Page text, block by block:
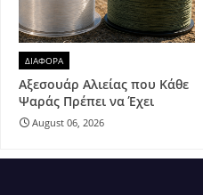
ΔΙΑΦΟΡΑ
Αξεσουάρ Αλιείας που Κάθε
Ψαράς Πρέπει να Έχει
August 06, 2026